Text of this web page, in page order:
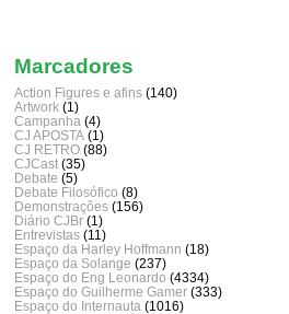
Marcadores
Action Figures e afins (140)
Artwork (1)
Campanha (4)
CJ APOSTA (1)
CJ RETRO (88)
CJCast (35)
Debate (5)
Debate Filosófico (8)
Demonstrações (156)
Diário CJBr (1)
Entrevistas (11)
Espaço da Harley Hoffmann (18)
Espaço da Solange (237)
Espaço do Eng Leonardo (4334)
Espaço do Guilherme Gamer (333)
Espaço do Internauta (1016)